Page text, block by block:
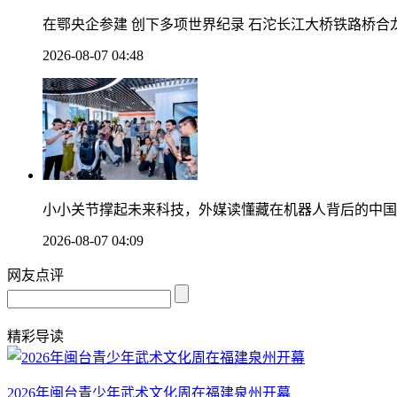
在鄂央企参建 创下多项世界纪录 石沱长江大桥铁路桥合
2026-08-07 04:48
小小关节撑起未来科技，外媒读懂藏在机器人背后的中
2026-08-07 04:09
网友点评
精彩导读
2026年闽台青少年武术文化周在福建泉州开幕